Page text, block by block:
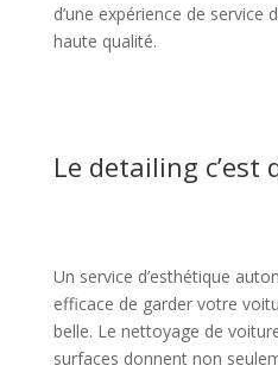
d’une expérience de service
haute qualité.
Le detailing c’est
Un service d’esthétique
efficace de garder votre
belle. Le nettoyage de
surfaces donnent non